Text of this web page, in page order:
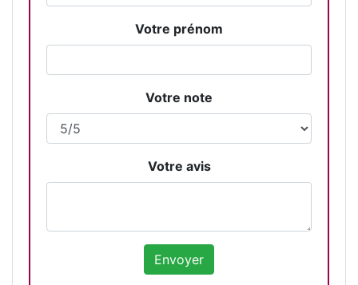
Votre prénom
Votre note
Votre avis